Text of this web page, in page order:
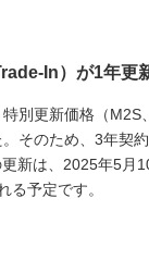
In）が1年更
別更新価格（M2S
そのため、3年契
更新は、2025年5月
る予定です。